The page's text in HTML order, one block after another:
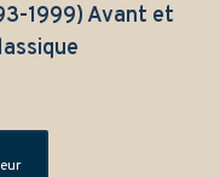
1999) Avant et